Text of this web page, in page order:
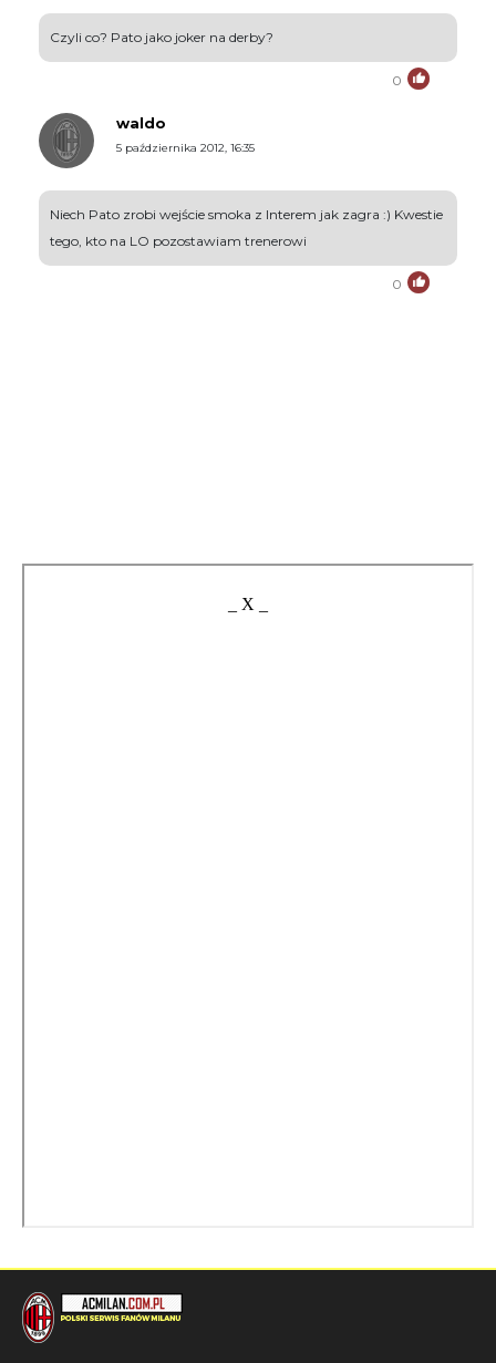
Czyli co? Pato jako joker na derby?
0
waldo
5 października 2012, 16:35
Niech Pato zrobi wejście smoka z Interem jak zagra :) Kwestie
tego, kto na LO pozostawiam trenerowi
0